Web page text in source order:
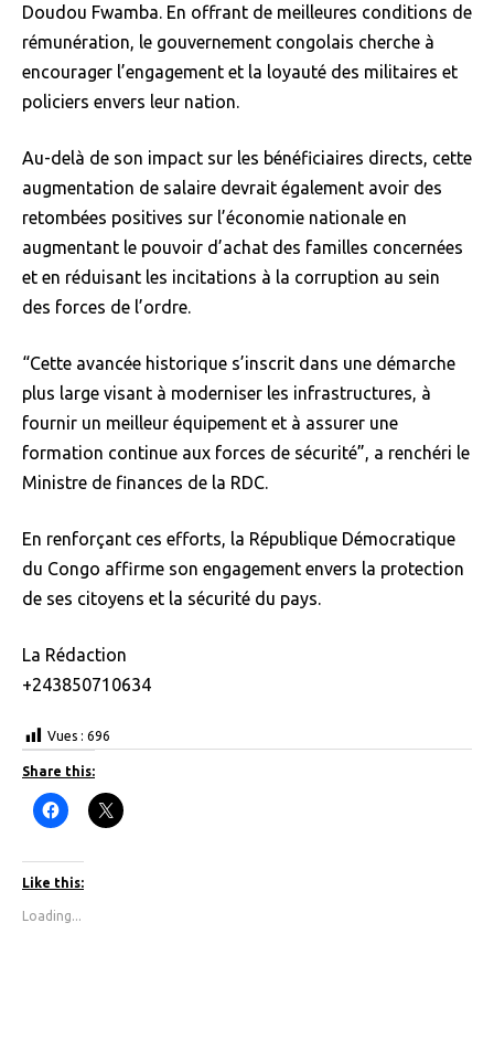
Doudou Fwamba. En offrant de meilleures conditions de
rémunération, le gouvernement congolais cherche à
encourager l’engagement et la loyauté des militaires et
policiers envers leur nation.
Au-delà de son impact sur les bénéficiaires directs, cette
augmentation de salaire devrait également avoir des
retombées positives sur l’économie nationale en
augmentant le pouvoir d’achat des familles concernées
et en réduisant les incitations à la corruption au sein
des forces de l’ordre.
“Cette avancée historique s’inscrit dans une démarche
plus large visant à moderniser les infrastructures, à
fournir un meilleur équipement et à assurer une
formation continue aux forces de sécurité”, a renchéri le
Ministre de finances de la RDC.
En renforçant ces efforts, la République Démocratique
du Congo affirme son engagement envers la protection
de ses citoyens et la sécurité du pays.
La Rédaction
+243850710634
Vues : 696
Share this:
C
l
k
t
o
h
C
l
Like this:
Loading...